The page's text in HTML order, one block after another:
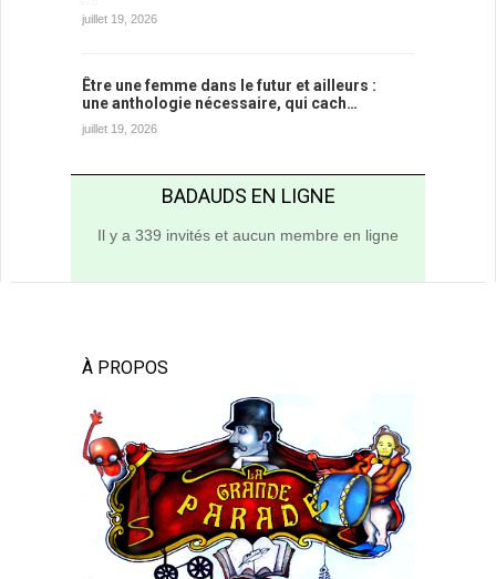
juillet 19, 2026
Être une femme dans le futur et ailleurs :
une anthologie nécessaire, qui cach…
juillet 19, 2026
BADAUDS EN LIGNE
Il y a 339 invités et aucun membre en ligne
À PROPOS